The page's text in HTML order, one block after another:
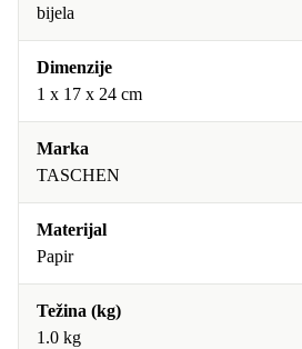
bijela
Dimenzije
1 x 17 x 24 cm
Marka
TASCHEN
Materijal
Papir
Težina (kg)
1.0 kg